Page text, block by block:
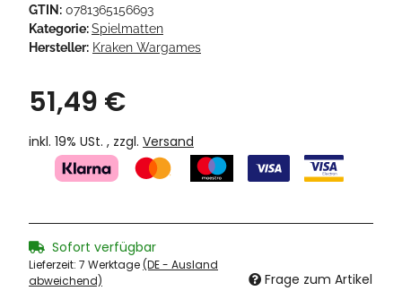
GTIN: 0781365156693
Kategorie:Spielmatten
Hersteller: Kraken Wargames
51,49 €
inkl. 19% USt. , zzgl. Versand
Sofort verfügbar
Lieferzeit: 7 Werktage(DE - Ausland
abweichend)
Frage zum Artikel